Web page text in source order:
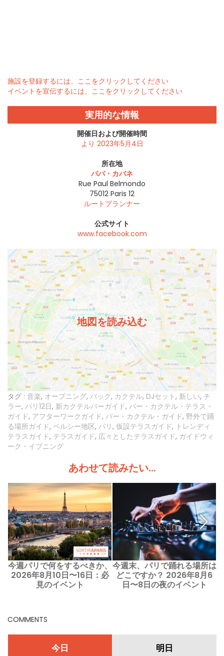
施設を登録するには、ここをクリックしてください
イベントを宣伝するには、ここをクリックしてください
実用的な情報
開催日および開催時間
より 2023年5月4日
所在地
パパ・カバネ
Rue Paul Belmondo
75012 Paris 12
ルートプランナー
公式サイト
www.facebook.com
地図を読み込む
タグ : 音楽, オープニング, バック, カクテル, DJセット, 新しい, チ
ラー, パリ12日, 新カクテルバーガイド, バー・カクテル・テラス・
ガイド, アフターワークガイド, バー・カクテル・ガイド, 野外で踊
る場所ガイド, ベルシー地区, パリ, 仮設テラスガイド, トレンディ
テラスガイド, テラスガイド, 広々としたテラスガイド, ガイドウィ
ーク・イブニング
あわせて読みたい...
今週パリで何をするべきか、
2026年8月10日〜16日：必
見のイベント
今週末、パリで踊れる場所は
どこですか？ 2026年8月6
日〜8日の夜のイベント
COMMENTS
今日 明日